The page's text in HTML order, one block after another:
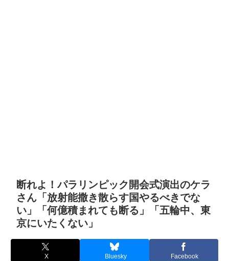
断れよ！パラリンピック開会式演出のケラ
さん「放射能撒き散らす国やるべきでな
い」「何億積まれても断る」「五輪中、東
京にいたくない」
X Bluesky Facebook